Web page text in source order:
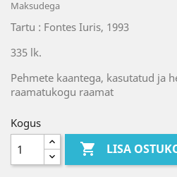
Maksudega
Tartu : Fontes Iuris, 1993
335 lk.
Pehmete kaantega, kasutatud ja
raamatukogu raamat
Kogus
 LISA